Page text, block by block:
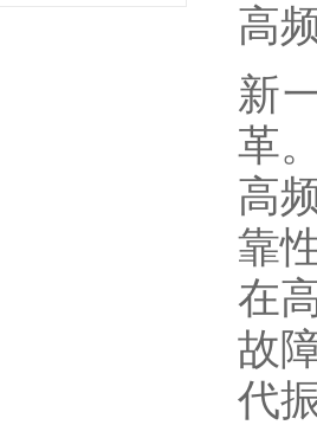
高
新
革
高
靠
在
故
代